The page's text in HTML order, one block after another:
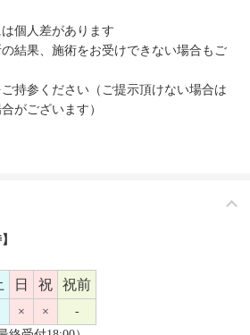
個人差があります
結果、施術をお受けできない場合もご
持参ください（ご提示頂けない場合は
がございます）
日 祝 祝前
× ×
-